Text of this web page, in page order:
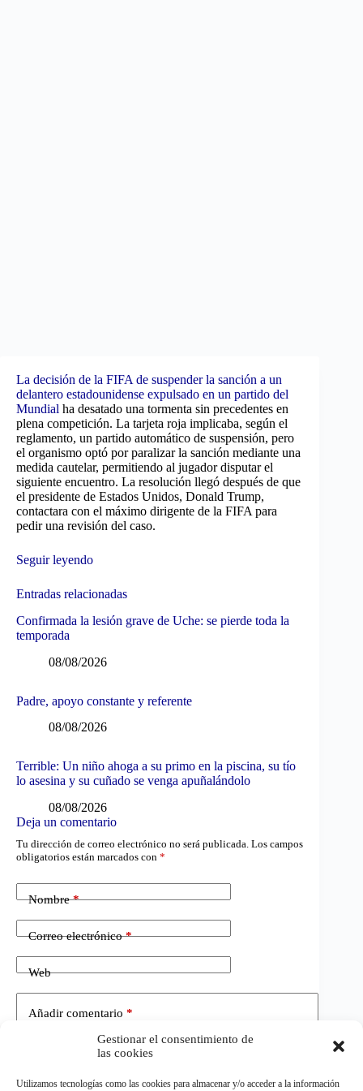
Gestionar el consentimiento de
las cookies
Utilizamos tecnologías como las cookies para almacenar y/o acceder a la información
La decisión de la FIFA de suspender la sanción a un
delantero estadounidense expulsado en un partido del
Mundial ha desatado una tormenta sin precedentes en
plena competición. La tarjeta roja implicaba, según el
reglamento, un partido automático de suspensión, pero
el organismo optó por paralizar la sanción mediante una
medida cautelar, permitiendo al jugador disputar el
siguiente encuentro. La resolución llegó después de que
el presidente de Estados Unidos, Donald Trump,
contactara con el máximo dirigente de la FIFA para
pedir una revisión del caso.
Seguir leyendo
Entradas relacionadas
Confirmada la lesión grave de Uche: se pierde toda la
temporada
08/08/2026
Padre, apoyo constante y referente
08/08/2026
Terrible: Un niño ahoga a su primo en la piscina, su tío
lo asesina y su cuñado se venga apuñalándolo
08/08/2026
Deja un comentario
Tu dirección de correo electrónico no será publicada. Los campos
obligatorios están marcados con *
Nombre*
Correo electrónico*
Web
Añadir comentario *